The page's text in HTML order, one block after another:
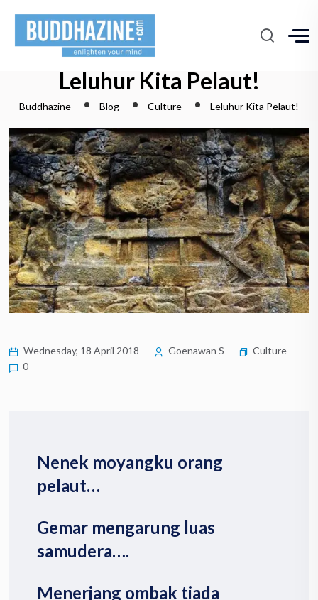
Leluhur Kita Pelaut!
Buddhazine Blog Culture Leluhur Kita Pelaut!
Wednesday, 18 April 2018 Goenawan S
Culture
0
Nenek moyangku orang
pelaut…
Gemar mengarung luas
samudera….
Menerjang ombak tiada